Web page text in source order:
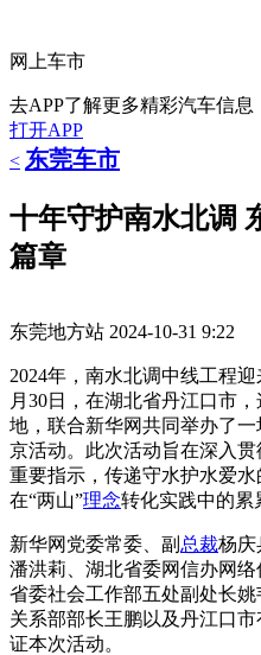
网上车市
去APP了解更多精彩汽车信息
打开APP
< 东莞车市
十年守护南水北调
篇章
东莞地方站 2024-10-31 9:22
2024年，南水北调中线工程
月30日，在湖北省丹江口市
地，联合新华网共同举办了
京活动。此次活动旨在深入
重要指示，传递守水护水爱
在“两山”理念转化实践中的累
新华网党委常委、副 总裁杨庆
潘洪莉、湖北省委网信办网
省委社会工作部五处副处长姚
关系部部长王鹏以及丹江口
证本次活动。